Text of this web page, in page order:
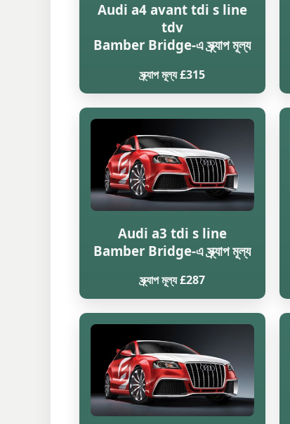
Audi a4 avant tdi s line
tdv
Bamber Bridge-এ স্ক্র্যাপ মূল্য
স্ক্র্যাপ মূল্য £315
Audi a3 tdi s line
Bamber Bridge-এ স্ক্র্যাপ মূল্য
স্ক্র্যাপ মূল্য £287